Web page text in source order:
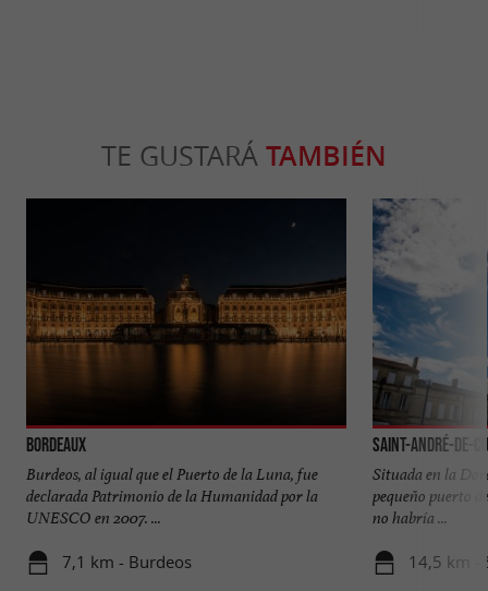
TE GUSTARÁ TAMBIÉN
Bordeaux
Burdeos, al igual que el Puerto de la Luna, fue
declarada Patrimonio de la Humanidad por la
UNESCO en 2007. ...
7,1 km - Burdeos
Saint-André-de-
Situada en la
pequeño puerto
no habría ...
14,5 km -